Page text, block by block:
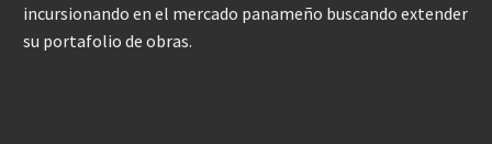
incursionando en el mercado panameño buscando extender
su portafolio de obras.